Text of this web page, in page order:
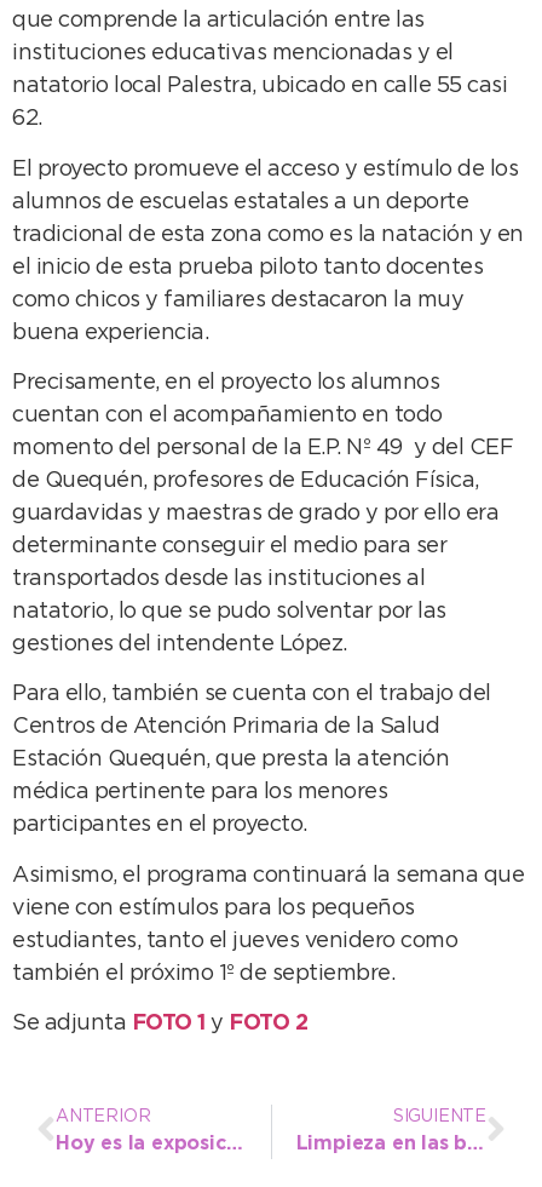
que comprende la articulación entre las
instituciones educativas mencionadas y el
natatorio local Palestra, ubicado en calle 55 casi
62.
El proyecto promueve el acceso y estímulo de los
alumnos de escuelas estatales a un deporte
tradicional de esta zona como es la natación y en
el inicio de esta prueba piloto tanto docentes
como chicos y familiares destacaron la muy
buena experiencia.
Precisamente, en el proyecto los alumnos
cuentan con el acompañamiento en todo
momento del personal de la E.P. Nº 49 y del CEF
de Quequén, profesores de Educación Física,
guardavidas y maestras de grado y por ello era
determinante conseguir el medio para ser
transportados desde las instituciones al
natatorio, lo que se pudo solventar por las
gestiones del intendente López.
Para ello, también se cuenta con el trabajo del
Centros de Atención Primaria de la Salud
Estación Quequén, que presta la atención
médica pertinente para los menores
participantes en el proyecto.
Asimismo, el programa continuará la semana que
viene con estímulos para los pequeños
estudiantes, tanto el jueves venidero como
también el próximo 1º de septiembre.
Se adjunta FOTO 1 y FOTO 2
ANTERIOR
Hoy es la exposición fotográfica de José Luis Cabezas
SIGUIENTE
Limpieza en las bocas de tormenta